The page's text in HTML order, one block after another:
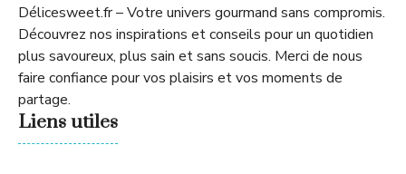
Délicesweet.fr – Votre univers gourmand sans compromis.
Découvrez nos inspirations et conseils pour un quotidien
plus savoureux, plus sain et sans soucis. Merci de nous
faire confiance pour vos plaisirs et vos moments de
partage.
Liens utiles